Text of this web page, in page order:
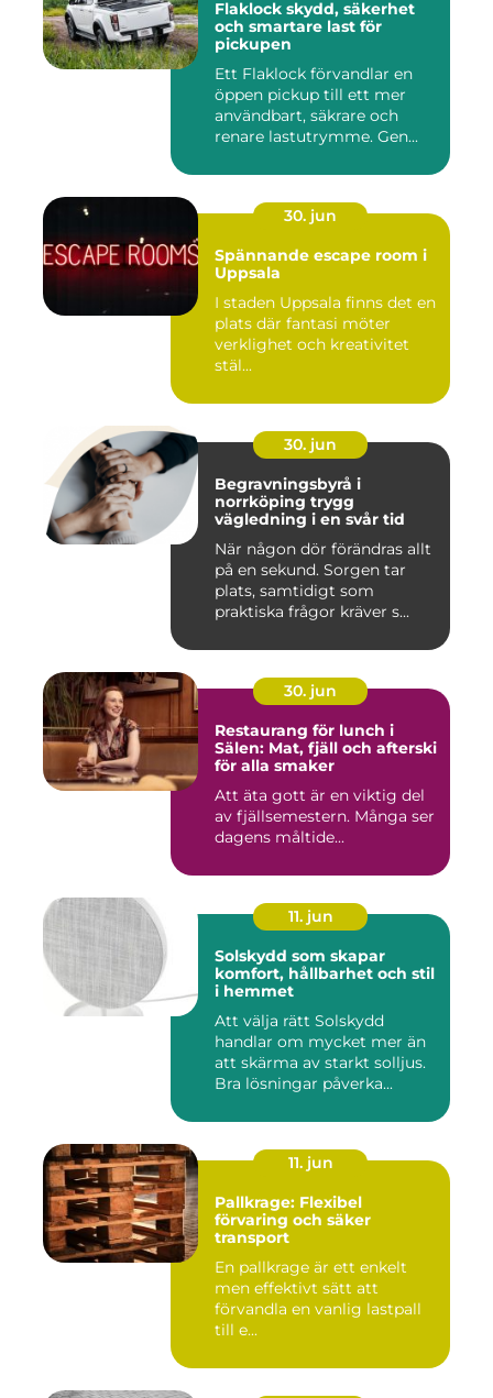
Flaklock skydd, säkerhet
och smartare last för
pickupen
Ett Flaklock förvandlar en
öppen pickup till ett mer
användbart, säkrare och
renare lastutrymme. Gen...
30. jun
Spännande escape room i
Uppsala
I staden Uppsala finns det en
plats där fantasi möter
verklighet och kreativitet
stäl...
30. jun
Begravningsbyrå i
norrköping trygg
vägledning i en svår tid
När någon dör förändras allt
på en sekund. Sorgen tar
plats, samtidigt som
praktiska frågor kräver s...
30. jun
Restaurang för lunch i
Sälen: Mat, fjäll och afterski
för alla smaker
Att äta gott är en viktig del
av fjällsemestern. Många ser
dagens måltide...
11. jun
Solskydd som skapar
komfort, hållbarhet och stil
i hemmet
Att välja rätt Solskydd
handlar om mycket mer än
att skärma av starkt solljus.
Bra lösningar påverka...
11. jun
Pallkrage: Flexibel
förvaring och säker
transport
En pallkrage är ett enkelt
men effektivt sätt att
förvandla en vanlig lastpall
till e...